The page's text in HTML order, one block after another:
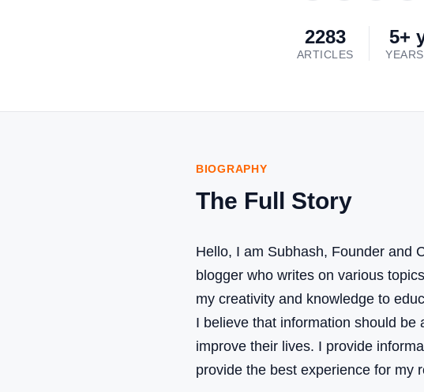
2283
ARTICLES
5+
BIOGRAPHY
The Full Story
Hello, I am Subhash, Founder and
blogger who writes on various
my creativity and knowledge to
I believe that information should
improve their lives. I provide
provide the best experience for my